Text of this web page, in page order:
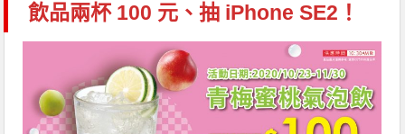
飲品兩杯 100 元、抽 iPhone SE2！